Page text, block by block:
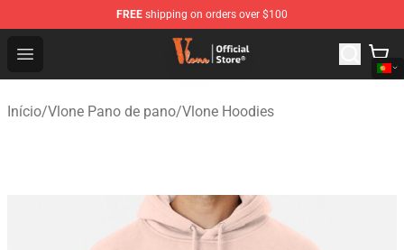
FREE shipping on orders over $100
Open menu
Vlone Shop - Official Vlone Merchandise Store
Início/Vlone Pano de pano/Vlone Hoodies